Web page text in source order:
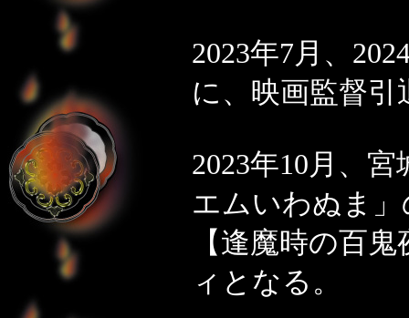
2023年7月、
に、映画監督引
2023年10月、
エムいわぬま
【逢魔時の百
ィとなる。